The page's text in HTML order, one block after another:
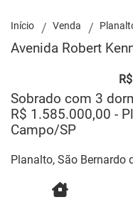
Início Venda
Avenida Robert
Sobrado com 3
R$ 1.585.000,00 -
Campo/SP
Planalto, São Bernardo